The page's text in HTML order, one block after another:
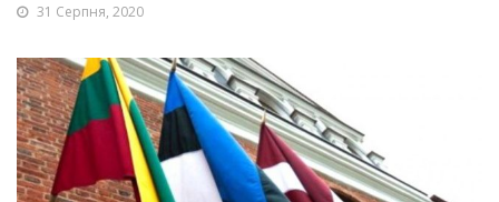
31 Серпня, 2020